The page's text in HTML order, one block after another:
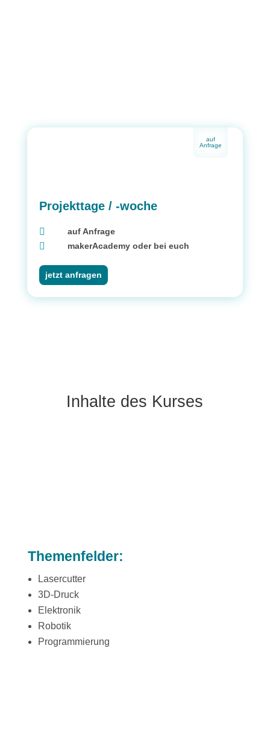
Projekttage / -woche
 auf Anfrage
 makerAcademy oder bei euch
jetzt anfragen
auf
Anfrage
Inhalte des Kurses
Themenfelder:
Lasercutter
3D-Druck
Elektronik
Robotik
Programmierung